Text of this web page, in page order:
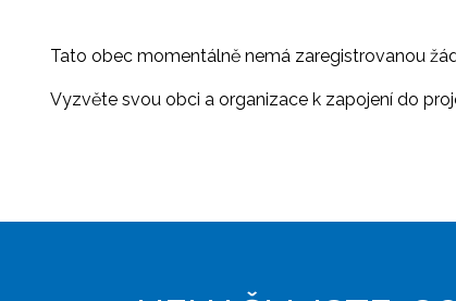
Tato obec momentálně nemá zaregistrovanou
Vyzvěte svou obci a organizace k zapojení do